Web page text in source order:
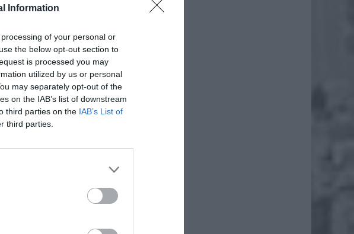
Information
of your personal or
the below opt-out section to
is processed you may
utilized by us or personal
may separately opt-out of the
on the IAB’s list of downstream
third parties on the IAB’s List of
third parties.
Dodaj